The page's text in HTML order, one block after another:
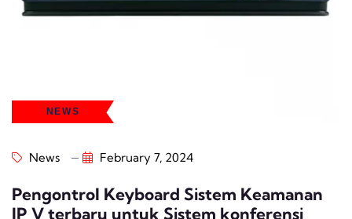
NEWS
News February 7, 2024
Pengontrol Keyboard Sistem Keamanan
IP V terbaru untuk Sistem konferensi